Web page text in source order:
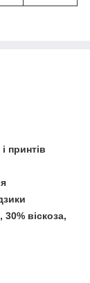
принтів
30% віскоза,